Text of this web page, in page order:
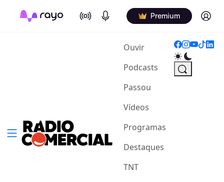
On Air Podcasts Premium Log in
Ouvir(current)
Podcasts
Passou
Vídeos
Programas
Destaques
TNT